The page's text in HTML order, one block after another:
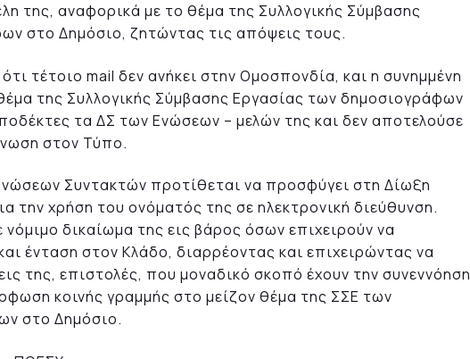
της, αναφορικά με το θέμα της Συλλογικής Σύμβασης
στο Δημόσιο, ζητώντας τις απόψεις τους.
τέτοιο mail δεν ανήκει στην Ομοσπονδία, και η συνημμένη
της Συλλογικής Σύμβασης Εργασίας των δημοσιογράφων
τα ΔΣ των Ενώσεων – μελών της και δεν αποτελούσε
στον Τύπο.
Συντακτών προτίθεται να προσφύγει στη Δίωξη
την χρήση του ονόματός της σε ηλεκτρονική διεύθυνση.
δικαίωμα της εις βάρος όσων επιχειρούν να
ένταση στον Κλάδο, διαρρέοντας και επιχειρώντας να
της, επιστολές, που μοναδικό σκοπό έχουν την συνεννόηση
κοινής γραμμής στο μείζον θέμα της ΣΣΕ των
στο Δημόσιο.